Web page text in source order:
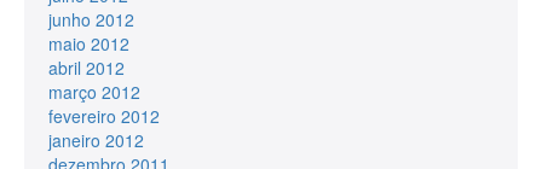
junho 2012
maio 2012
abril 2012
março 2012
fevereiro 2012
janeiro 2012
dezembro 2011